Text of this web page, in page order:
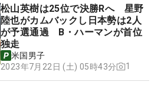
松山英樹は25位で決勝Rへ 星野
陸也がカムバックし日本勢は2人
が予選通過 B・ハーマンが首位
独走
米国男子
2023年7月22日 (土) 05時43分
1